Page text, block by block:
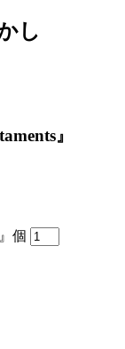
し
』
個